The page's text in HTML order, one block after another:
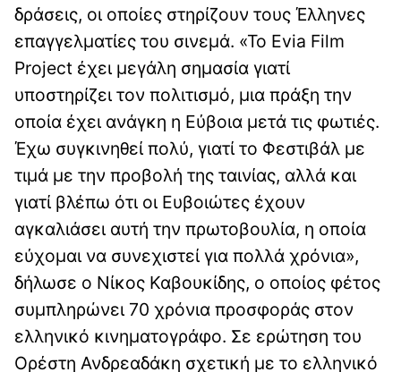
δράσεις, οι οποίες στηρίζουν τους Έλληνες
επαγγελματίες του σινεμά. «Το Evia Film
Project έχει μεγάλη σημασία γιατί
υποστηρίζει τον πολιτισμό, μια πράξη την
οποία έχει ανάγκη η Εύβοια μετά τις φωτιές.
Έχω συγκινηθεί πολύ, γιατί το Φεστιβάλ με
τιμά με την προβολή της ταινίας, αλλά και
γιατί βλέπω ότι οι Ευβοιώτες έχουν
αγκαλιάσει αυτή την πρωτοβουλία, η οποία
εύχομαι να συνεχιστεί για πολλά χρόνια»,
δήλωσε ο Νίκος Καβουκίδης, ο οποίος φέτος
συμπληρώνει 70 χρόνια προσφοράς στον
ελληνικό κινηματογράφο. Σε ερώτηση του
Ορέστη Ανδρεαδάκη σχετική με το ελληνικό